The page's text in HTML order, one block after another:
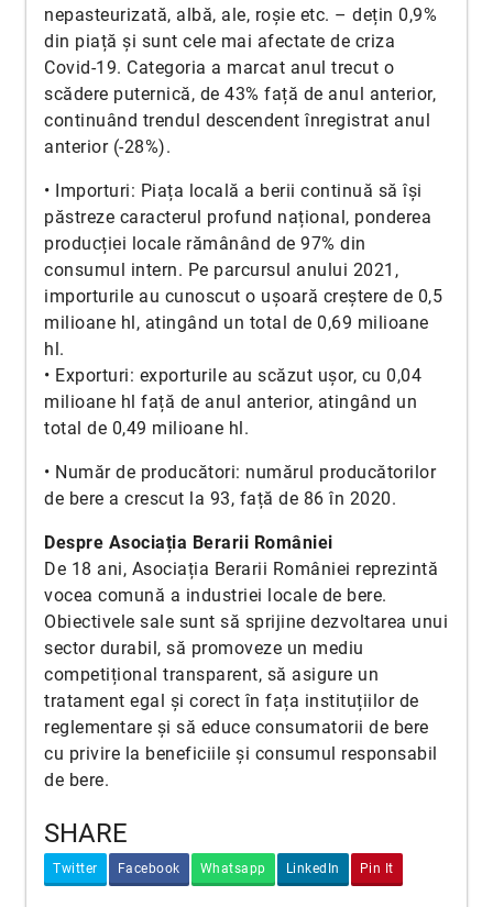
nepasteurizată, albă, ale, roșie etc. – dețin 0,9%
din piață și sunt cele mai afectate de criza
Covid-19. Categoria a marcat anul trecut o
scădere puternică, de 43% față de anul anterior,
continuând trendul descendent înregistrat anul
anterior (-28%).
• Importuri: Piața locală a berii continuă să își
păstreze caracterul profund național, ponderea
producției locale rămânând de 97% din
consumul intern. Pe parcursul anului 2021,
importurile au cunoscut o ușoară creștere de 0,5
milioane hl, atingând un total de 0,69 milioane
hl.
• Exporturi: exporturile au scăzut ușor, cu 0,04
milioane hl față de anul anterior, atingând un
total de 0,49 milioane hl.
• Număr de producători: numărul producătorilor
de bere a crescut la 93, față de 86 în 2020.
Despre Asociația Berarii României
De 18 ani, Asociația Berarii României reprezintă
vocea comună a industriei locale de bere.
Obiectivele sale sunt să sprijine dezvoltarea unui
sector durabil, să promoveze un mediu
competițional transparent, să asigure un
tratament egal și corect în fața instituțiilor de
reglementare și să educe consumatorii de bere
cu privire la beneficiile și consumul responsabil
de bere.
SHARE
Twitter Facebook Whatsapp LinkedIn Pin It